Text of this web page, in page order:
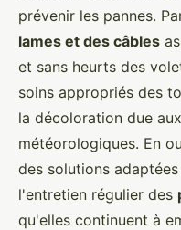
prévenir les pannes.
lames et des câbles
et sans heurts des
soins appropriés des
la décoloration due
météorologiques. En
des solutions
l'entretien régulier des
qu'elles continuent à